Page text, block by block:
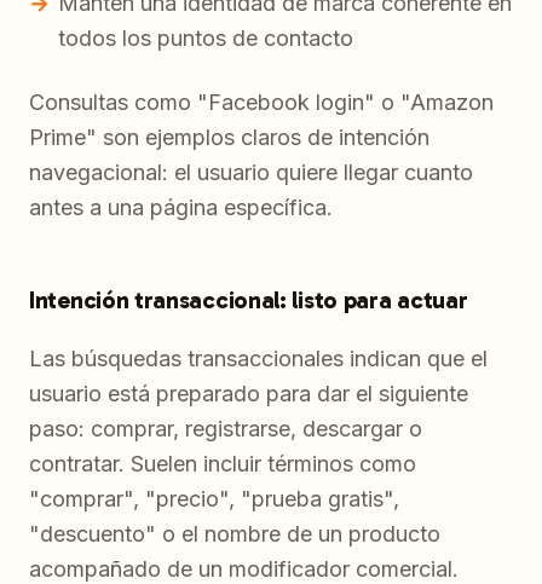
todos los puntos de contacto
Consultas como "Facebook login" o "Amazon
Prime" son ejemplos claros de intención
navegacional: el usuario quiere llegar cuanto
antes a una página específica.
Intención transaccional: listo para actuar
Las búsquedas transaccionales indican que el
usuario está preparado para dar el siguiente
paso: comprar, registrarse, descargar o
contratar. Suelen incluir términos como
"comprar", "precio", "prueba gratis",
"descuento" o el nombre de un producto
acompañado de un modificador comercial.